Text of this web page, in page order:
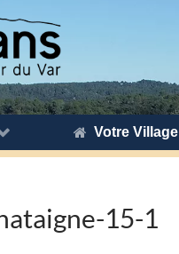
Votre Village
15-1